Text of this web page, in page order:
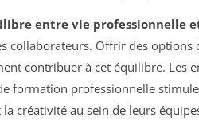
entre vie professionnelle
collaborateurs. Offrir des options
contribuer à cet équilibre. Les
formation professionnelle
la créativité au sein de leurs